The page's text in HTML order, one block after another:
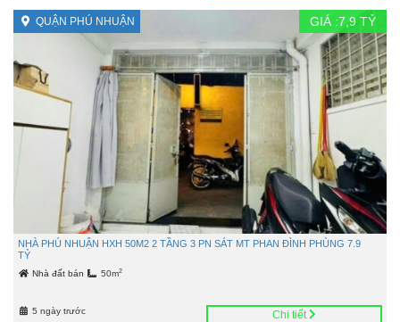
QUẬN PHÚ NHUẬN GIÁ :7,9 TỶ
NHÀ PHÚ NHUẬN HXH 50M2 2 TẦNG 3 PN SÁT MT PHAN ĐÌNH PHÙNG 7.9
TỶ
Nhà đất bán 50m2
5 ngày trước Chi tiết